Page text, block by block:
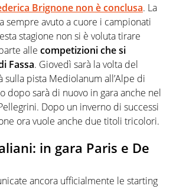
Brignone non è conclusa. La
sempre avuto a cuore i campionati
stagione non si è voluta tirare
alle competizioni che si
Fassa. Giovedì sarà la volta del
sulla pista Mediolanum all’Alpe di
dopo sarà di nuovo in gara anche nel
Dopo un inverno di successi
ora vuole anche due titoli tricolori.
in gara Paris e De
ancora ufficialmente le starting